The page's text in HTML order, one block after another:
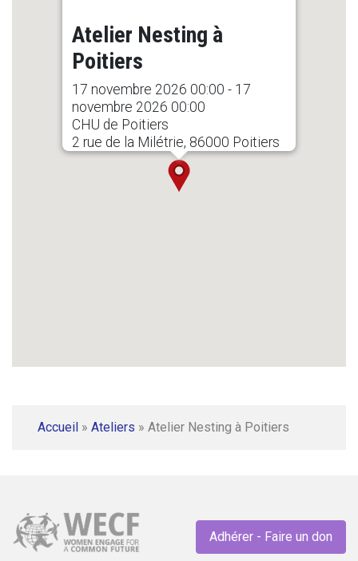
Atelier Nesting à
Poitiers
17 novembre 2026 00:00 - 17
novembre 2026 00:00
CHU de Poitiers
2 rue de la Milétrie, 86000 Poitiers
Accueil » Ateliers » Atelier Nesting à Poitiers
Adhérer - Faire un don